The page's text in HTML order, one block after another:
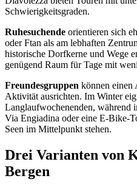
Schwierigkeitsgraden.
Ruhesuchende orientieren sich
oder Ftan als am lebhaften
historische Dorfkerne und Wege
genügend Raum für Tage mit
Freundesgruppen können einen
Aktivität ausrichten. Im Winter
Langlaufwochenenden, während
Via Engiadina oder eine E-Bike-
Seen im Mittelpunkt stehen.
Drei Varianten von
Bergen